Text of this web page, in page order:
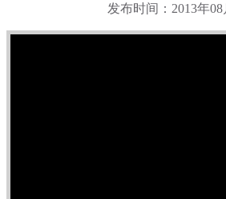
发布时间：2013年08